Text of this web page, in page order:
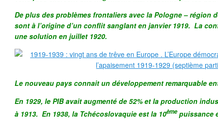
De plus des problèmes frontaliers avec la Pologne – région
sont à l’origine d’un conflit sanglant en janvier 1919. La
une solution en juillet 1920.
Le nouveau pays connait un développement remarquable
En 1929, le PIB avait augmenté de 52% et la production
à 1913. En 1938, la Tchécoslovaquie est la 10èmepuissance